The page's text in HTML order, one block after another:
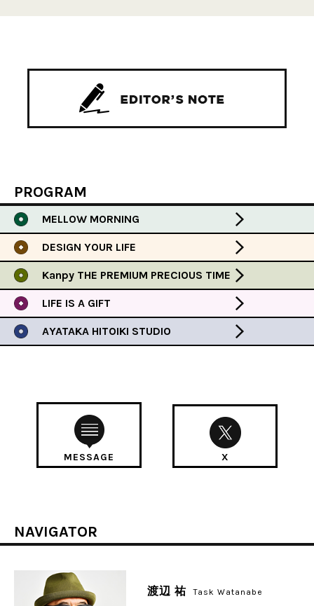
PROGRAM
MELLOW MORNING
DESIGN YOUR LIFE
Kanpy THE PREMIUM PRECIOUS TIME
LIFE IS A GIFT
AYATAKA HITOIKI STUDIO
MESSAGE X
NAVIGATOR
渡辺 祐 Task Watanabe